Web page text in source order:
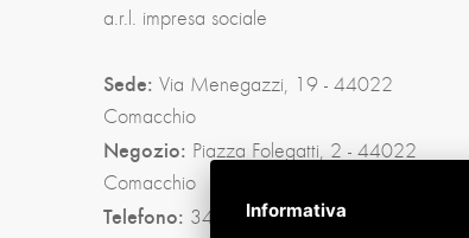
a.r.l. impresa sociale
Sede: Via Menegazzi, 19 - 44022
Comacchio
Negozio: Piazza Folegatti, 2 - 44022
Comacchio
Telefono: 345 2692026
Informativa